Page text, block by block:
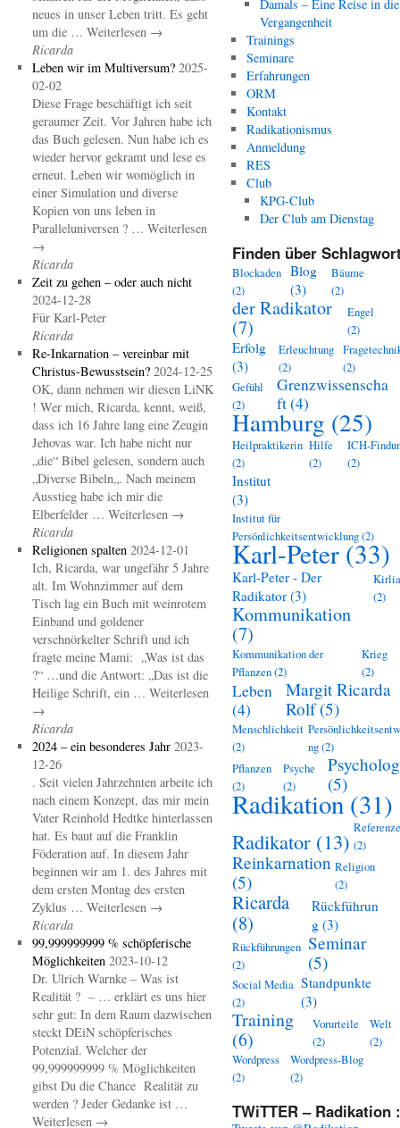
neues in unser Leben tritt. Es geht
um die … Weiterlesen →
Ricarda
Leben wir im Multiversum? 2025-
02-02
Diese Frage beschäftigt ich seit
geraumer Zeit. Vor Jahren habe ich
das Buch gelesen. Nun habe ich es
wieder hervor gekramt und lese es
erneut. Leben wir womöglich in
einer Simulation und diverse
Kopien von uns leben in
Paralleluniversen ? … Weiterlesen
→
Ricarda
Zeit zu gehen – oder auch nicht
2024-12-28
Für Karl-Peter
Ricarda
Re-Inkarnation – vereinbar mit
Christus-Bewusstsein? 2024-12-25
OK, dann nehmen wir diesen LiNK
! Wer mich, Ricarda, kennt, weiß,
dass ich 16 Jahre lang eine Zeugin
Jehovas war. Ich habe nicht nur
„die“ Bibel gelesen, sondern auch
„Diverse Bibeln„. Nach meinem
Ausstieg habe ich mir die
Elberfelder … Weiterlesen →
Ricarda
Religionen spalten 2024-12-01
Ich, Ricarda, war ungefähr 5 Jahre
alt. Im Wohnzimmer auf dem
Tisch lag ein Buch mit weinrotem
Einband und goldener
verschnörkelter Schrift und ich
fragte meine Mami: „Was ist das
?“ …und die Antwort: „Das ist die
Heilige Schrift, ein … Weiterlesen
→
Ricarda
2024 – ein besonderes Jahr 2023-
12-26
. Seit vielen Jahrzehnten arbeite ich
nach einem Konzept, das mir mein
Vater Reinhold Hedtke hinterlassen
hat. Es baut auf die Franklin
Föderation auf. In diesem Jahr
beginnen wir am 1. des Jahres mit
dem ersten Montag des ersten
Zyklus … Weiterlesen →
Ricarda
99,999999999 % schöpferische
Möglichkeiten 2023-10-12
Dr. Ulrich Warnke – Was ist
Realität ? – … erklärt es uns hier
sehr gut: In dem Raum dazwischen
steckt DEiN schöpferisches
Potenzial. Welcher der
99,999999999 % Möglichkeiten
gibst Du die Chance Realität zu
werden ? Jeder Gedanke ist …
Weiterlesen →
Damals – Eine Reise in die
Vergangenheit
Trainings
Seminare
Erfahrungen
ORM
Kontakt
Radikationismus
Anmeldung
RES
Club
KPG-Club
Der Club am Dienstag
Finden über
Blockaden
(2)
Blog
(3)
Bäume
(2)
der Radikator
(7)
Engel
(2)
Erfolg
(3)
Erleuchtung
(2)
(2)
Gefühl
(2)
Grenzwissenscha
ft(4)
Hamburg (25)
Heilpraktikerin
(2)
Hilfe
(2)
ICH-
(2)
Institut
(3)
Institut für
Persönlichkeitsentwicklung(2)
Karl-Peter (33)
Karl-Peter - Der
Radikator (3)
(2)
Kommunikation
(7)
Kommunikation der
Pflanzen(2)
Krieg
(2)
Leben
(4)
Margit Ricarda
Rolf(5)
Menschlichkeit
(2)
ng(2)
Pflanzen
(2)
Psyche
(2)
(5)
Radikation(31)
Radikator (13) (2)
Reinkarnation
(5)
Religion
(2)
Ricarda
(8)
Rückführun
g (3)
Rückführungen
(2)
Seminar
(5)
Social Media
(2)
Standpunkte
(3)
Training
(6)
Vorurteile
(2)
Welt
(2)
Wordpress
(2)
Wordpress-Blog
(2)
TWiTTER – Radikation :